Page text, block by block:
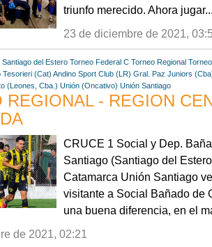
triunfo merecido. Ahora
23 de diciembre de 2021,
Santiago del Estero Torneo Federal C Torneo Regional
Tesorieri (Cat) Andino Sport Club (LR) Gral. Paz Juniors
(Leones, Cba.) Unión (Oncativo) Unión Santiago
REGIONAL - REGION
CRUCE 1 Social y Dep.
Santiago (Santiago del
Catamarca Unión Santiago
visitante a Social Bañado de
una buena diferencia, en el
de 2021, 02:21